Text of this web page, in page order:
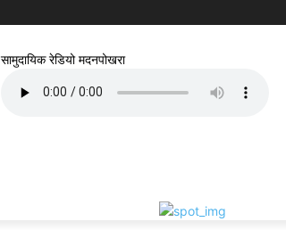
सामुदायिक रेडियो मदनपोखरा